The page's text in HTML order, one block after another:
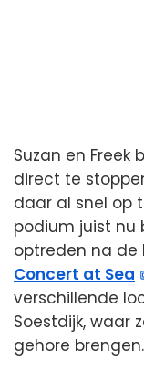
Suzan en Freek
direct te
daar al snel op
podium juist nu
optreden na de
Concert at Sea
verschillende
Soestdijk, waar
gehore brengen.